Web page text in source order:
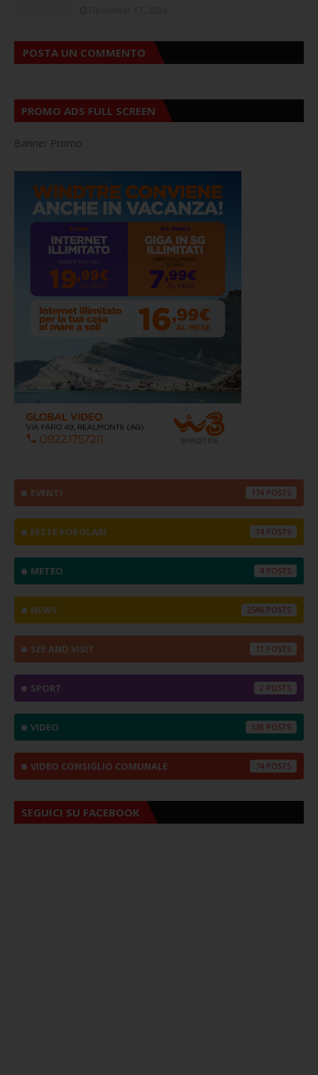
POSTA UN COMMENTO
PROMO ADS FULL SCREEN
Banner Promo
EVENTI 174
FESTE POPOLARI 14
METEO 4
NEWS 2546
SEE AND VISIT 11
SPORT 2
VIDEO 138
VIDEO CONSIGLIO COMUNALE 74
SEGUICI SU FACEBOOK